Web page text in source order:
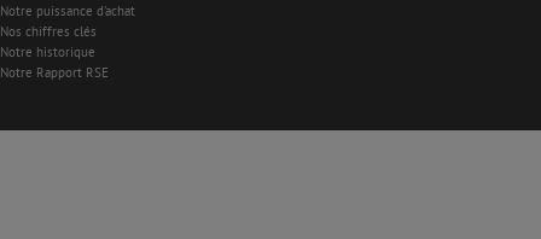
Notre puissance d'achat
Nos chiffres clés
Notre historique
Notre Rapport RSE